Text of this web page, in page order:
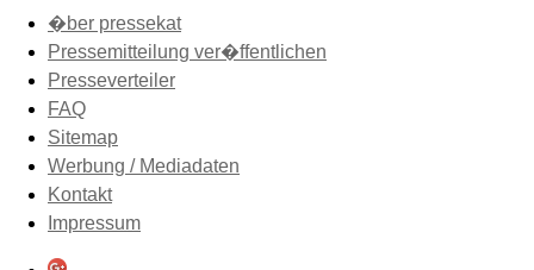
�ber pressekat
Pressemitteilung ver�ffentlichen
Presseverteiler
FAQ
Sitemap
Werbung / Mediadaten
Kontakt
Impressum